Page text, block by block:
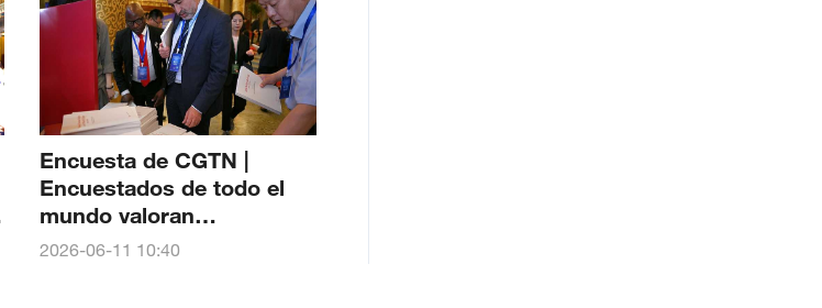
Encuesta de CGTN |
Encuestados de todo el
mundo valoran
positivamente la
2026-06-11 10:40